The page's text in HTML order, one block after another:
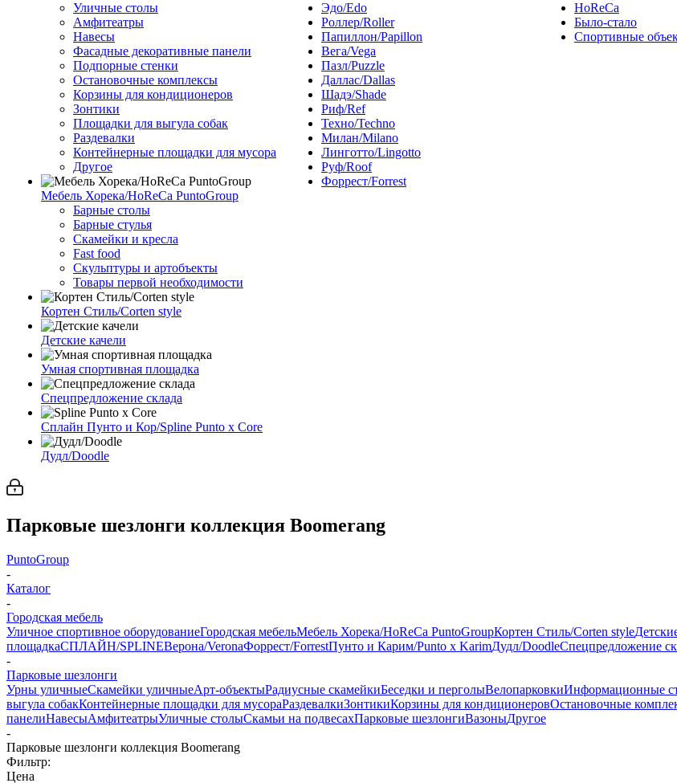
Уличные столы
Амфитеатры
Навесы
Фасадные декоративные панели
Подпорные стенки
Остановочные комплексы
Корзины для кондиционеров
Зонтики
Площадки для выгула собак
Раздевалки
Контейнерные площадки для мусора
Другое
Мебель Хорека/HoReCa PuntoGroup
Барные столы
Барные стулья
Скамейки и кресла
Fast food
Скульптуры и артобъекты
Товары первой необходимости
Кортен Стиль/Corten style
Детские качели
Умная спортивная площадка
Спецпредложение склада
Сплайн Пунто и Кор/Spline Punto x Core
Дудл/Doodle
Эдо/Edo
Роллер/Roller
Папиллон/Papillon
Вега/Vega
Пазл/Puzzle
Даллас/Dallas
Шадэ/Shade
Риф/Ref
Техно/Techno
Милан/Milano
Линготто/Lingotto
Руф/Roof
Форрест/Forrest
HoReCa
Было-стало
Спортивные
Парковые шезлонги коллекция Boomerang
PuntoGroup
-
Каталог
-
Городская мебель
Уличное спортивное оборудованиеГородская мебельМебель Хорека/HoReCa PuntoGroupКортен Стиль/Corten style
площадкаСПЛАЙН/SPLINEВерона/VeronaФоррест/ForrestПунто и Карим/Punto x KarimДудл/DoodleСпецпредложение
-
Парковые шезлонги
Урны уличныеСкамейки уличныеАрт-объектыРадиусные скамейкиБеседки и перголыВелопарковкиИнформационные
выгула собакКонтейнерные площадки для мусораРаздевалкиЗонтикиКорзины для кондиционеровОстановочные
панелиНавесыАмфитеатрыУличные столыСкамьи на подвесахПарковые шезлонгиВазоныДругое
-
Парковые шезлонги коллекция Boomerang
Фильтр:
Цена